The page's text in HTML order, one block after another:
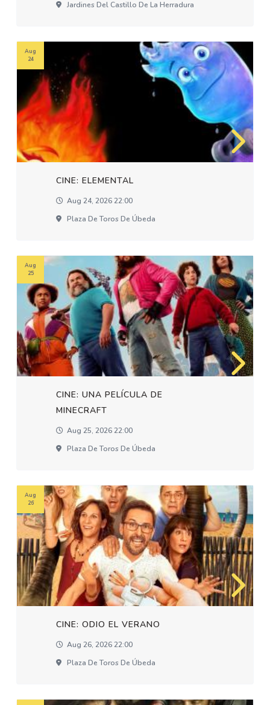
Jardines Del Castillo De La Herradura
CINE: ELEMENTAL
Aug 24, 2026 22:00
Plaza De Toros De Úbeda
Aug
24
CINE: UNA PELÍCULA DE
MINECRAFT
Aug 25, 2026 22:00
Plaza De Toros De Úbeda
Aug
25
CINE: ODIO EL VERANO
Aug 26, 2026 22:00
Plaza De Toros De Úbeda
Aug
26